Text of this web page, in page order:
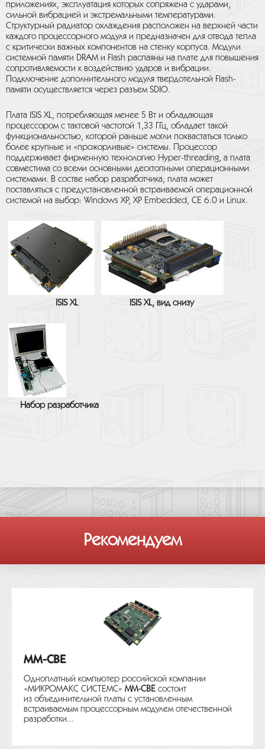
приложениях, эксплуатация которых сопряжена с ударами,
сильной вибрацией и экстремальными температурами.
Структурный радиатор охлаждения расположен на верхней части
каждого процессорного модуля и предназначен для отвода тепла
с критически важных компонентов на стенку корпуса. Модули
системной памяти DRAM и Flash распаяны на плате для повышения
сопротивляемости к воздействию ударов и вибрации.
Подключение дополнительного модуля твердотельной Flash-
памяти осуществляется через разъем SDIO.
Плата ISIS XL, потребляющая менее 5 Вт и обладающая
процессором с тактовой частотой 1,33 ГГц, обладает такой
функциональностью, которой раньше могли похвастаться только
более крупные и «прожорливые» системы. Процессор
поддерживает фирменную технологию Hyper-threading, а плата
совместима со всеми основными десктопными операционными
системами. В состве набор разработчика, плата может
поставляться с предустановленной встраиваемой операционной
системой на выбор: Windows XP, XP Embedded, CE 6.0 и Linux.
ISIS XL ISIS XL, вид снизу
Набор разработчика
Рекомендуем
MM-CBE
Одноплатный компьютер российской компании
«МИКРОМАКС СИСТЕМС» MM-CBE состоит
из объединительной платы с установленным
встраиваемым процессорным модулем отечественной
разработки...